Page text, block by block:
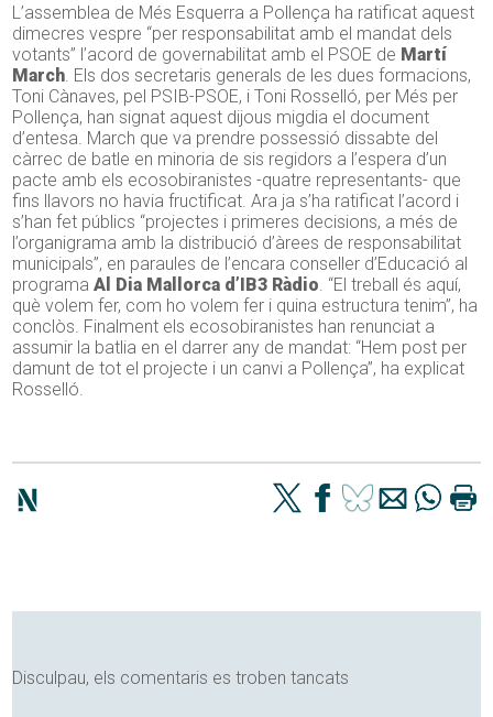
L’assemblea de Més Esquerra a Pollença ha ratificat aquest
dimecres vespre “per responsabilitat amb el mandat dels
votants” l’acord de governabilitat amb el PSOE de Martí
March . Els dos secretaris generals de les dues formacions,
Toni Cànaves, pel PSIB-PSOE, i Toni Rosselló, per Més per
Pollença, han signat aquest dijous migdia el document
d’entesa. March que va prendre possessió dissabte del
càrrec de batle en minoria de sis regidors a l’espera d’un
pacte amb els ecosobiranistes -quatre representants- que
fins llavors no havia fructificat. Ara ja s’ha ratificat l’acord i
s’han fet públics “projectes i primeres decisions, a més de
l’organigrama amb la distribució d’àrees de responsabilitat
municipals”, en paraules de l’encara conseller d’Educació al
programaAl Dia Mallorca d’IB3 Ràdio . “El treball és aquí,
què volem fer, com ho volem fer i quina estructura tenim”, ha
conclòs. Finalment els ecosobiranistes han renunciat a
assumir la batlia en el darrer any de mandat: “Hem post per
damunt de tot el projecte i un canvi a Pollença”, ha explicat
Rosselló.
Disculpau, els comentaris es troben tancats